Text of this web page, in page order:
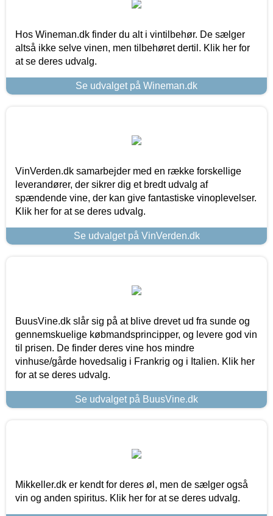
Hos Wineman.dk finder du alt i vintilbehør. De sælger
altså ikke selve vinen, men tilbehøret dertil. Klik her for
at se deres udvalg.
Se udvalget på Wineman.dk
VinVerden.dk samarbejder med en række forskellige
leverandører, der sikrer dig et bredt udvalg af
spændende vine, der kan give fantastiske vinoplevelser.
Klik her for at se deres udvalg.
Se udvalget på VinVerden.dk
BuusVine.dk slår sig på at blive drevet ud fra sunde og
gennemskuelige købmandsprincipper, og levere god vin
til prisen. De finder deres vine hos mindre
vinhuse/gårde hovedsalig i Frankrig og i Italien. Klik her
for at se deres udvalg.
Se udvalget på BuusVine.dk
Mikkeller.dk er kendt for deres øl, men de sælger også
vin og anden spiritus. Klik her for at se deres udvalg.